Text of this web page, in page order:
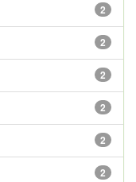
2
2
2
2
2
2